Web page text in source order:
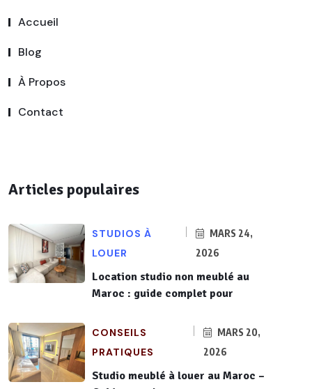
Accueil
Blog
À Propos
Contact
Articles populaires
STUDIOS À
LOUER
MARS 24,
2026
Location studio non meublé au
Maroc : guide complet pour
CONSEILS
PRATIQUES
MARS 20,
2026
Studio meublé à louer au Maroc –